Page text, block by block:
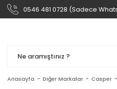
0546 481 0728 (Sadece
Anasayfa Diğer Markalar Casper